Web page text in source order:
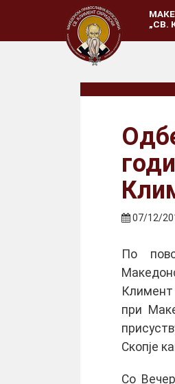
„СВ.
07/12/
По
Климент
при
Скопје
Со